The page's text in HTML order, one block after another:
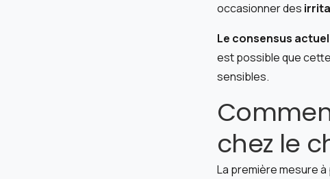
occasionner des
Le consensus
est possible que
sensibles.
chez le
La première mesure